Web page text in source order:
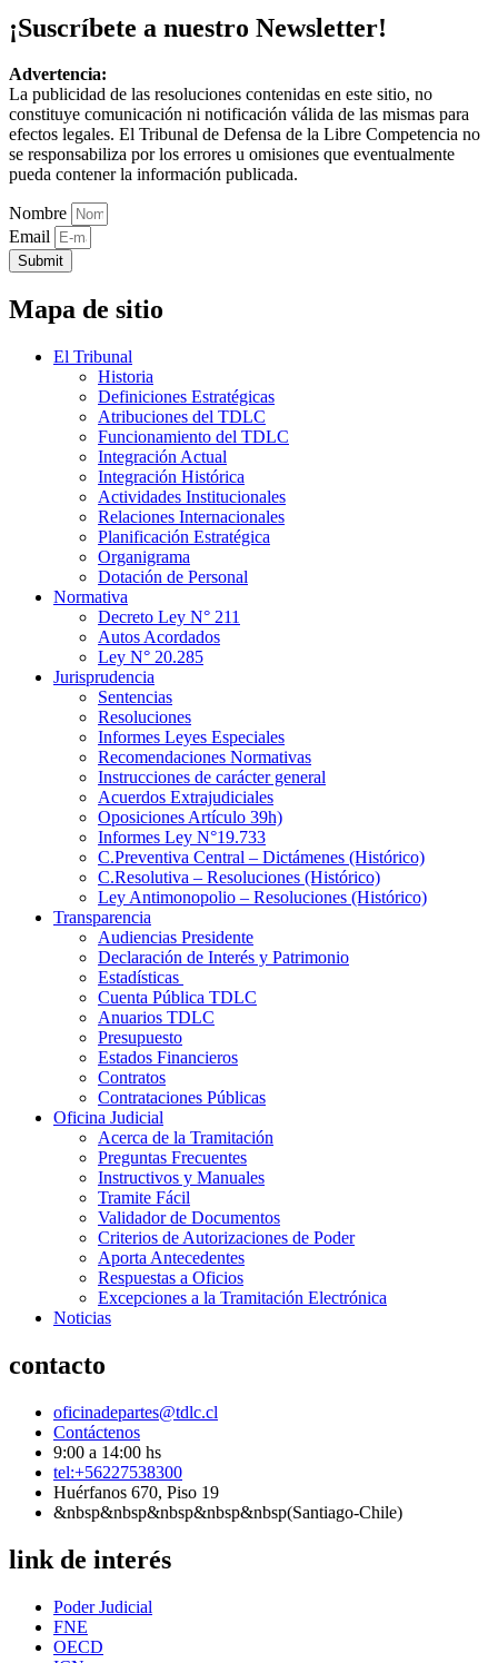
¡Suscríbete a nuestro Newsletter!
Advertencia:
La publicidad de las resoluciones contenidas en este sitio, no
constituye comunicación ni notificación válida de las mismas para
efectos legales. El Tribunal de Defensa de la Libre Competencia no
se responsabiliza por los errores u omisiones que eventualmente
pueda contener la información publicada.
Nombre
Email
Submit
Mapa de sitio
El Tribunal
Historia
Definiciones Estratégicas
Atribuciones del TDLC
Funcionamiento del TDLC
Integración Actual
Integración Histórica
Actividades Institucionales
Relaciones Internacionales
Planificación Estratégica
Organigrama
Dotación de Personal
Normativa
Decreto Ley N° 211
Autos Acordados
Ley N° 20.285
Jurisprudencia
Sentencias
Resoluciones
Informes Leyes Especiales
Recomendaciones Normativas
Instrucciones de carácter general
Acuerdos Extrajudiciales
Oposiciones Artículo 39h)
Informes Ley N°19.733
C.Preventiva Central – Dictámenes (Histórico)
C.Resolutiva – Resoluciones (Histórico)
Ley Antimonopolio – Resoluciones (Histórico)
Transparencia
Audiencias Presidente
Declaración de Interés y Patrimonio
Estadísticas
Cuenta Pública TDLC
Anuarios TDLC
Presupuesto
Estados Financieros
Contratos
Contrataciones Públicas
Oficina Judicial
Acerca de la Tramitación
Preguntas Frecuentes
Instructivos y Manuales
Tramite Fácil
Validador de Documentos
Criterios de Autorizaciones de Poder
Aporta Antecedentes
Respuestas a Oficios
Excepciones a la Tramitación Electrónica
Noticias
contacto
oficinadepartes@tdlc.cl
Contáctenos
9:00 a 14:00 hs
tel:+56227538300
Huérfanos 670, Piso 19
&nbsp&nbsp&nbsp&nbsp&nbsp(Santiago-Chile)
link de interés
Poder Judicial
FNE
OECD